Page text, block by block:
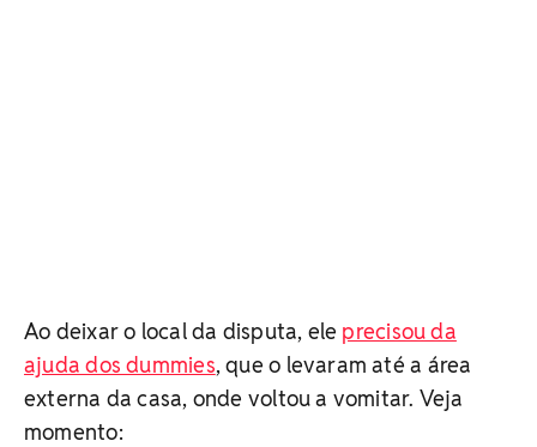
Ao deixar o local da disputa, ele precisou da
ajuda dos dummies, que o levaram até a área
externa da casa, onde voltou a vomitar. Veja
momento: